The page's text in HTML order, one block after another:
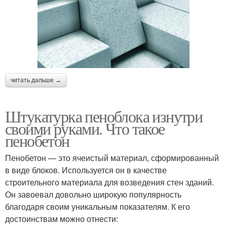
читать дальше →
Штукатурка пеноблока изнутри
своими руками. Что такое
пенобетон
Пенобетон — это ячеистый материал, сформированный
в виде блоков. Используется он в качестве
строительного материала для возведения стен зданий.
Он завоевал довольно широкую популярность
благодаря своим уникальным показателям. К его
достоинствам можно отнести: